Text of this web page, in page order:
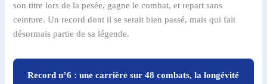
son titre lors de la pesée, gagne le combat, et repart sans
ceinture. Un record dont il se serait bien passé, mais qui fait
désormais partie de sa légende.
Record n°6 : une carrière sur 48 combats, la longévité